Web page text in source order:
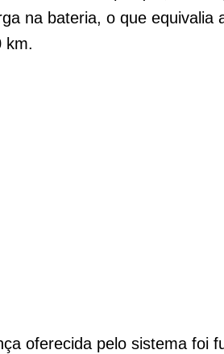
na bateria, o que equivalia
km.
oferecida pelo sistema foi